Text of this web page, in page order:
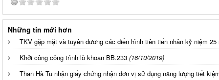
Những tin mới hơn
TKV gặp mặt và tuyên dương các điển hình tiên tiến nhân kỷ niệm 25
Khởi công công trình lỗ khoan BB.233 (16/10/2019)
Than Hà Tu nhận giấy chứng nhận đơn vị sử dụng năng lượng tiết